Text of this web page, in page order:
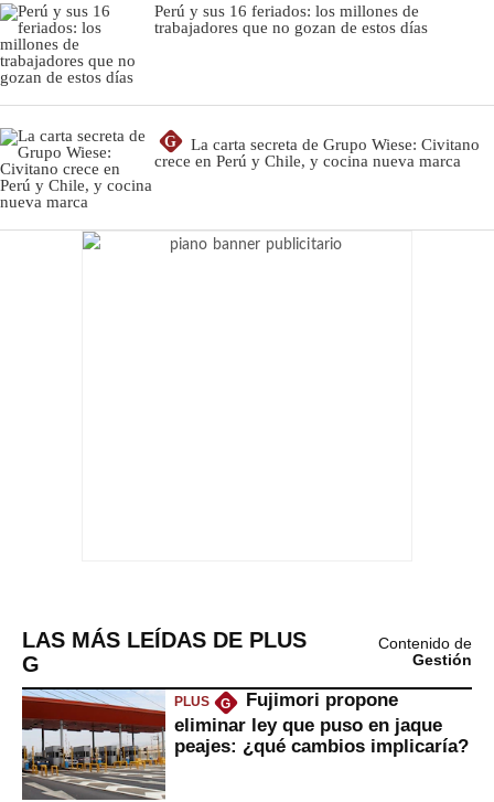
Perú y sus 16 feriados: los millones de
trabajadores que no gozan de estos días
G
La carta secreta de Grupo Wiese: Civitano
crece en Perú y Chile, y cocina nueva marca
LAS MÁS LEÍDAS DE PLUS
G
Contenido de
Gestión
PLUS G
Fujimori propone
eliminar ley que puso en jaque
peajes: ¿qué cambios implicaría?